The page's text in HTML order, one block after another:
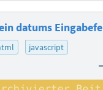
datums
javascript